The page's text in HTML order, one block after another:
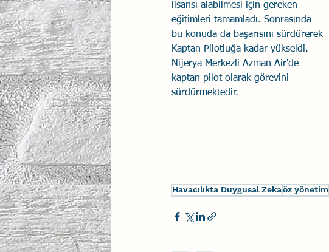
Psikolojik Güvenlik Havacılık
lisansı alabilmesi için gereken
eğitimleri tamamladı. Sonrasında
bu konuda da başarısını sürdürerek
Kaptan Pilotluğa kadar yükseldi.
Nijerya Merkezli Azman Air'de
kaptan pilot olarak görevini
sürdürmektedir.
Havacılıkta Duygusal Zekaöz yönetim